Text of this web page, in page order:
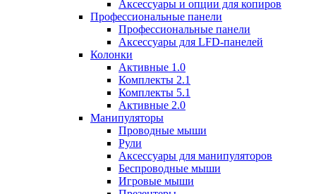
Аксессуары и опции для копиров
Профессиональные панели
Профессиональные панели
Аксессуары для LFD-панелей
Колонки
Активные 1.0
Комплекты 2.1
Комплекты 5.1
Активные 2.0
Манипуляторы
Проводные мыши
Рули
Аксессуары для манипуляторов
Беспроводные мыши
Игровые мыши